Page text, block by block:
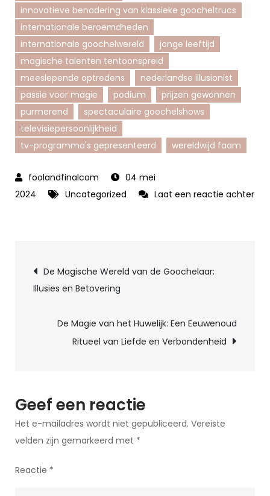
innovatieve benadering van klassieke goocheltrucs
internationale beroemdheden
internationale goochelwereld
jonge leeftijd
magische talenten tentoonspreid
meeslepende optredens
nederlandse illusionist
passie voor magie
podium
prijzen gewonnen
purmerend
spectaculaire goochelshows
televisiepersoonlijkheid
tv-programma's gepresenteerd
wereldwijd faam
04 mei
2024
Uncategorized
Laat een reactie achter
Berichtnavigatie
De Magische Wereld van de Goochelaar:
Illusies en Betovering
De Magie van het Huwelijk: Een Eeuwenoud
Ritueel van Liefde en Verbondenheid
Geef een reactie
Het e-mailadres wordt niet gepubliceerd. Vereiste
velden zijn gemarkeerd met *
Reactie *